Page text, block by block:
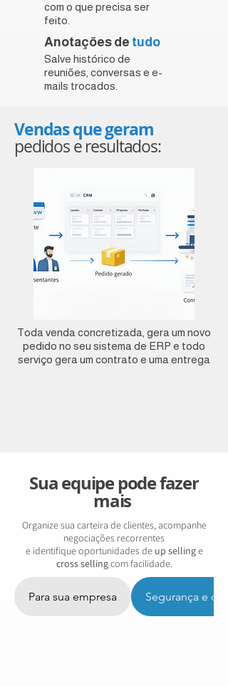
com o que precisa ser
feito.
Anotações de tudo
Salve histórico de
reuniões, conversas e e-
mails trocados.
Vendas quegeram
pedidos e resultados:
Toda venda concretizada, gera um novo
pedido no seu sistema de ERP e todo
serviço gera um contrato e uma entrega
Sua equipe pode fazer
mais
Organize sua carteira de clientes, acompanhe
negociações recorrentes
e identifique oportunidades de up sellinge
cross sellingcom facilidade.
Para sua empresa Segurança e